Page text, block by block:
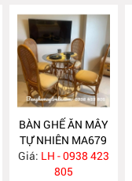
BÀN GHẾ ĂN MÂY
TỰ NHIÊN MA679
Giá: LH - 0938 423
805